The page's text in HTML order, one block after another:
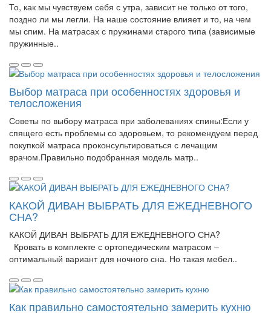
То, как мы чувствуем себя с утра, зависит не только от того,
поздно ли мы легли. На наше состояние влияет и то, на чем
мы спим. На матрасах с пружинами старого типа (зависимые
пружинные..
Выбор матраса при особенностях здоровья и
телосложения
Советы по выбору матраса при заболеваниях спины:Если у
спящего есть проблемы со здоровьем, то рекомендуем перед
покупкой матраса проконсультироваться с лечащим
врачом.Правильно подобранная модель матр..
КАКОЙ ДИВАН ВЫБРАТЬ ДЛЯ ЕЖЕДНЕВНОГО
СНА?
КАКОЙ ДИВАН ВЫБРАТЬ ДЛЯ ЕЖЕДНЕВНОГО СНА?
Кровать в комплекте с ортопедическим матрасом –
оптимальный вариант для ночного сна. Но такая мебел..
Как правильно самостоятельно замерить кухню